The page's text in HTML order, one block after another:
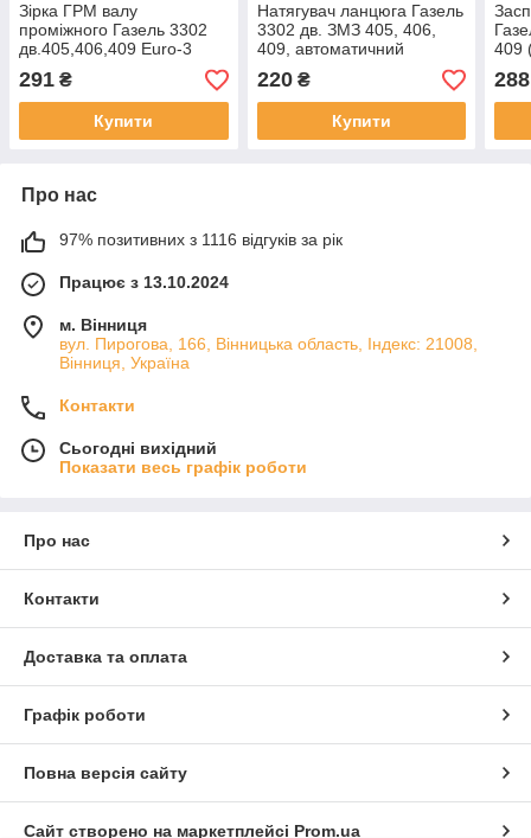
Зірка ГРМ валу
проміжного Газель 3302
дв.405,406,409 Euro-3
(гострий зуб під 2-рядний
ланцюг) (TS360003) (ASR)
291 ₴
Купити
Натягувач ланцюга Газель
3302 дв. ЗМЗ 405, 406,
409, автоматичний
ЄВРО-2 з індикатором
(CT360003) (ASR)
220₴
Купити
409
288
Про нас
97% позитивних з 1116 відгуків за рік
Працює з 13.10.2024
м. Вінниця
вул. Пирогова, 166, Вінницька область, Індекс: 21008,
Вінниця, Україна
Контакти
Сьогодні вихідний
Показати весь графік роботи
Про нас
Контакти
Доставка та оплата
Графік роботи
Повна версія сайту
Сайт створено на маркетплейсі Prom.ua